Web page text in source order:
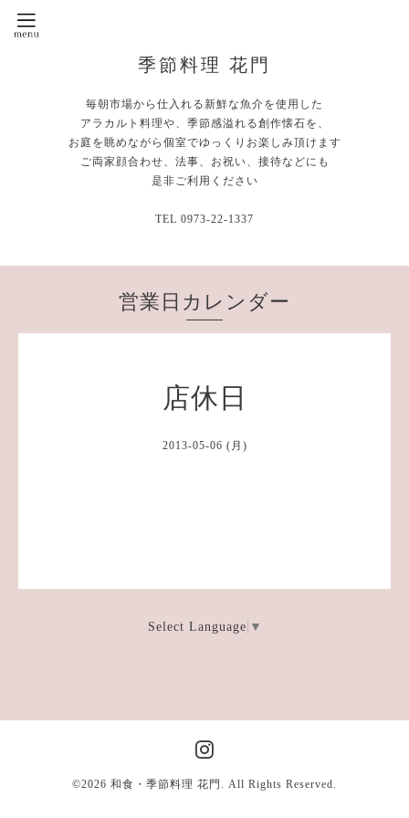
季節料理 花門
毎朝市場から仕入れる新鮮な魚介を使用した
アラカルト料理や、季節感溢れる創作懐石を、
お庭を眺めながら個室でゆっくりお楽しみ頂けます
ご両家顔合わせ、法事、お祝い、接待などにも
是非ご利用ください
TEL 0973-22-1337
営業日カレンダー
店休日
2013-05-06 (月)
Select Language ▼
©2026 和食・季節料理 花門 . All Rights Reserved.